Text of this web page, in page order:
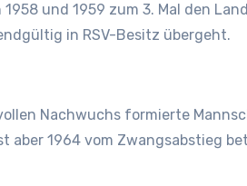
und 1959 zum 3. Mal den
in RSV-Besitz übergeht.
Nachwuchs formierte
aber 1964 vom Zwangsabstieg